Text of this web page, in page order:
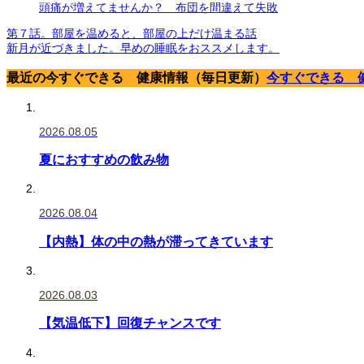
頭痛が増えてませんか？ 布団を間違えて失敗
第７話。部屋を温めると、部屋の上だけ温まる話
新月が近づきました。早めの睡眠をおススメします。
最近の今すぐできる 健康情報（毎日更新） 今すぐできる
2026.08.05
夏におすすめの飲み物
2026.08.04
【内熱】体の中の熱が滞ってきています
2026.08.03
【気温低下】回復チャンスです